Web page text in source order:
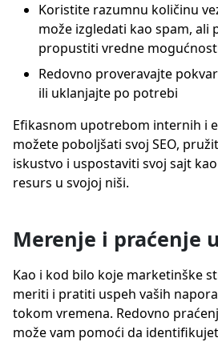
Koristite razumnu količinu
može izgledati kao spam, ali
propustiti vredne
Redovno proveravajte
ili uklanjajte po potrebi
Efikasnom upotrebom internih i
možete poboljšati svoj SEO,
iskustvo i uspostaviti svoj sajt
resurs u svojoj niši.
Merenje i praćenje
Kao i kod bilo koje marketinške
meriti i pratiti uspeh vaših napora
tokom vremena. Redovno
može vam pomoći da